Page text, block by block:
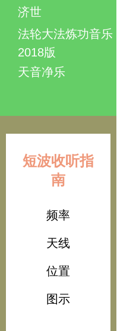
济世
法轮大法炼功音乐
2018版
天音净乐
短波收听指
南
频率
天线
位置
图示